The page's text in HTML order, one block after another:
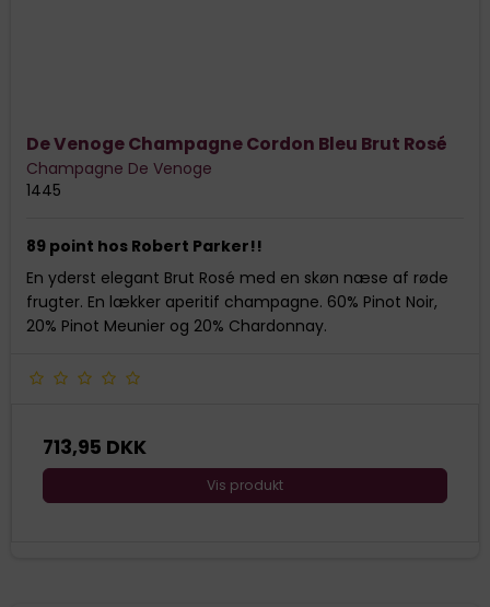
De Venoge Champagne Cordon Bleu Brut Rosé
Champagne De Venoge
1445
89 point hos Robert Parker!!
En yderst elegant Brut Rosé med en skøn næse af røde
frugter. En lækker aperitif champagne. 60% Pinot Noir,
20% Pinot Meunier og 20% Chardonnay.
713,95 DKK
Vis produkt